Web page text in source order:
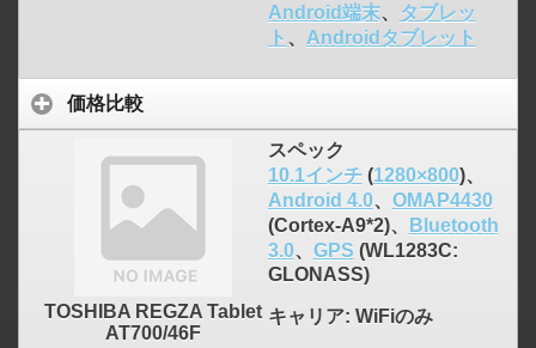
Android端末、
タブレッ
ト 、 Androidタブレット
価格比較
TOSHIBA REGZA Tablet
AT700/46F
スペック
10.1インチ(1280×800)、
Android 4.0、 OMAP4430
(Cortex-A9*2)、
Bluetooth
3.0、 GPS (WL1283C:
GLONASS)
キャリア: WiFiのみ